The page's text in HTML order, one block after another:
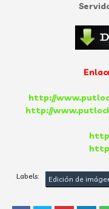
http://
http://
Labels: Edición de